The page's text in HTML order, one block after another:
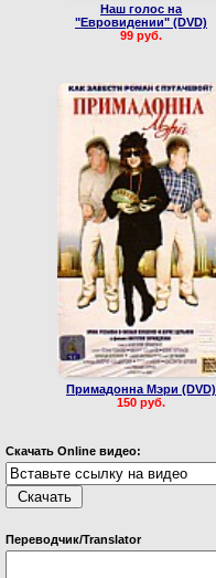
Наш голос на
"Евровидении" (DVD)
99 руб.
Примадонна Мэри (DVD)
150 руб.
Скачать Online видео:
Переводчик/Translator